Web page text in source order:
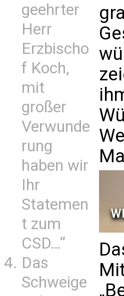
geehrter
Herr
Erzbischo
f Koch,
mit
großer
Verwunde
rung
haben wir
Ihr
Statemen
t zum
CSD…“
Das
Schweige